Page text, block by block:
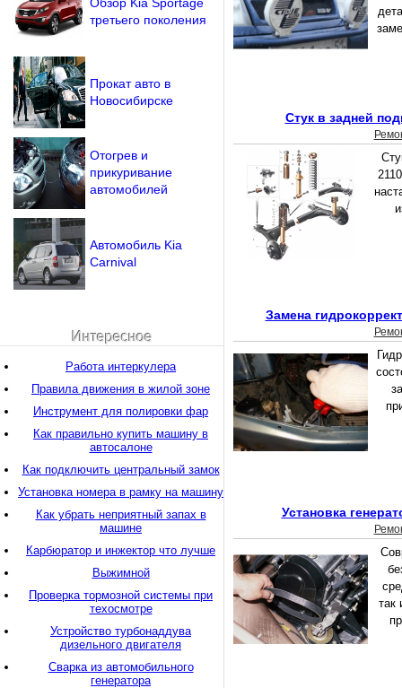
Стук в задней
Замена
Установка
так
третьего поколения
Прокат авто в
Новосибирске
Отогрев и
прикуривание
автомобилей
Автомобиль Kia
Carnival
Интересное
Работа интеркулера
Правила движения в жилой зоне
Инструмент для полировки фар
Как правильно купить машину в
автосалоне
Как подключить центральный замок
Установка номера в рамку на машину
Как убрать неприятный запах в
машине
Карбюратор и инжектор что лучше
Выжимной
Проверка тормозной системы при
техосмотре
Устройство турбонаддува
дизельного двигателя
Сварка из автомобильного
генератора